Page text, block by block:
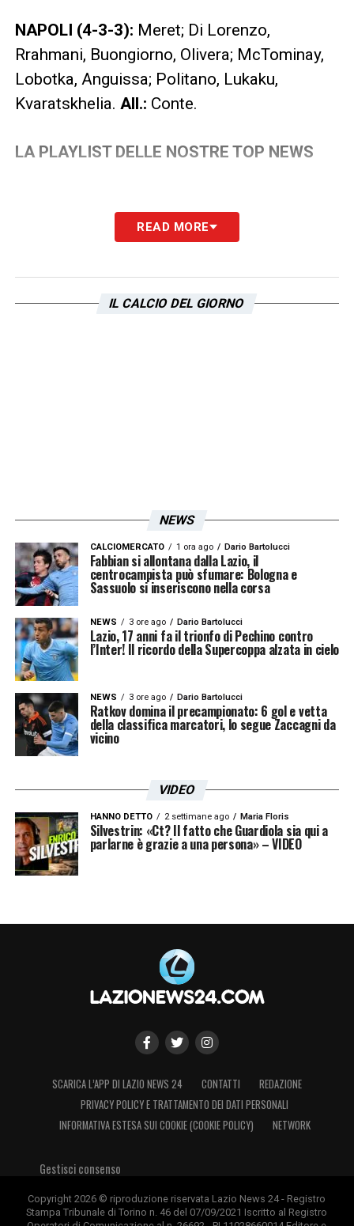
NAPOLI (4-3-3): Meret; Di Lorenzo,
Rrahmani, Buongiorno, Olivera; McTominay,
Lobotka, Anguissa; Politano, Lukaku,
Kvaratskhelia. All.: Conte.
LA PLAYLIST DELLE NOSTRE TOP NEWS
READ MORE
IL CALCIO DEL GIORNO
NEWS
CALCIOMERCATO 1 ora ago Dario Bartolucci
Fabbian si allontana dalla Lazio, il
centrocampista può sfumare: Bologna e
Sassuolo si inseriscono nella corsa
NEWS 3 ore ago Dario Bartolucci
Lazio, 17 anni fa il trionfo di Pechino contro
l’Inter! Il ricordo della Supercoppa alzata in cielo
NEWS 3 ore ago Dario Bartolucci
Ratkov domina il precampionato: 6 gol e vetta
della classifica marcatori, lo segue Zaccagni da
vicino
VIDEO
HANNO DETTO 2 settimane ago Maria Floris
Silvestrin: «Ct? Il fatto che Guardiola sia qui a
parlarne è grazie a una persona» – VIDEO
SCARICA L’APP DI LAZIO NEWS 24 CONTATTI
REDAZIONE
PRIVACY POLICY E TRATTAMENTO DEI DATI PERSONALI
INFORMATIVA ESTESA SUI COOKIE (COOKIE POLICY)
NETWORK
Gestisci consenso
Copyright 2026 © riproduzione riservata Lazio News 24 - Registro
Stampa Tribunale di Torino n. 46 del 07/09/2021 Iscritto al Registro